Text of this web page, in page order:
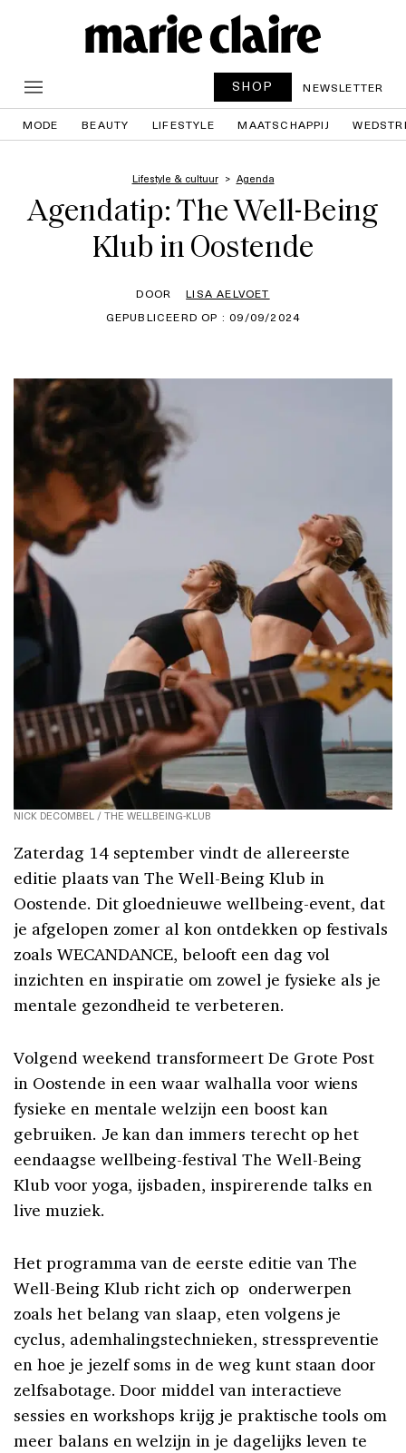
SHOP NEWSLETTER
MODE BEAUTY LIFESTYLE MAATSCHAPPIJ
Lifestyle & cultuur Agenda
Agendatip: The Well-Being
Klub in Oostende
DOOR
LISA AELVOET
GEPUBLICEERD OP : 09/09/2024
NICK DECOMBEL / THE WELLBEING-KLUB
Zaterdag 14 september vindt de allereerste
editie plaats van The Well-Being Klub in
Oostende. Dit gloednieuwe wellbeing-event, dat
je afgelopen zomer al kon ontdekken op festivals
zoals WECANDANCE, belooft een dag vol
inzichten en inspiratie om zowel je fysieke als je
mentale gezondheid te verbeteren.
Volgend weekend transformeert De Grote Post
in Oostende in een waar walhalla voor wiens
fysieke en mentale welzijn een boost kan
gebruiken. Je kan dan immers terecht op het
eendaagse wellbeing-festival The Well-Being
Klub voor yoga, ijsbaden, inspirerende talks en
live muziek.
Het programma van de eerste editie van The
Well-Being Klub richt zich op onderwerpen
zoals het belang van slaap, eten volgens je
cyclus, ademhalingstechnieken, stresspreventie
en hoe je jezelf soms in de weg kunt staan door
zelfsabotage. Door middel van interactieve
sessies en workshops krijg je praktische tools om
meer balans en welzijn in je dagelijks leven te